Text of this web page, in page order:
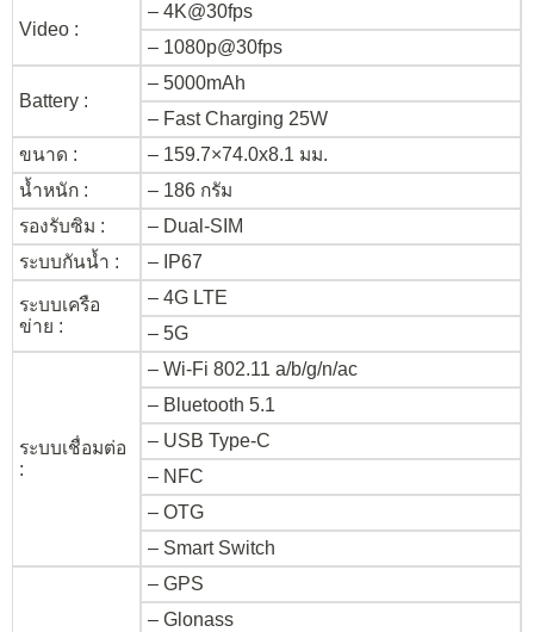
Video :
– 4K@30fps
– 1080p@30fps
Battery :
– 5000mAh
– Fast Charging 25W
ขนาด :
– 159.7×74.0x8.1 มม.
น้ำหนัก :
– 186 กรัม
รองรับซิม :
– Dual-SIM
ระบบกันน้ำ :
– IP67
ระบบเครือ
ข่าย :
– 4G LTE
– 5G
ระบบเชื่อมต่อ
:
– Wi-Fi 802.11 a/b/g/n/ac
– Bluetooth 5.1
– USB Type-C
– NFC
– OTG
– Smart Switch
– GPS
– Glonass